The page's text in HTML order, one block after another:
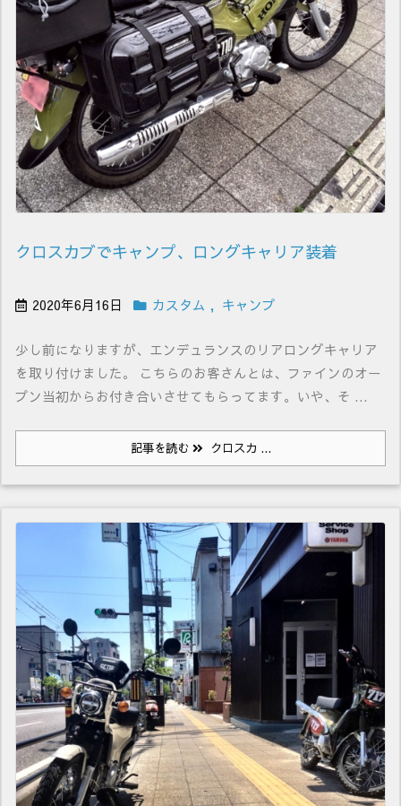
クロスカブでキャンプ、ロングキャリア装着
2020年6月16日 カスタム , キャンプ
少し前になりますが、エンデュランスのリアロングキャリア
を取り付けました。 こちらのお客さんとは、ファインのオー
プン当初からお付き合いさせてもらってます。いや、そ ...
記事を読む クロスカ ...